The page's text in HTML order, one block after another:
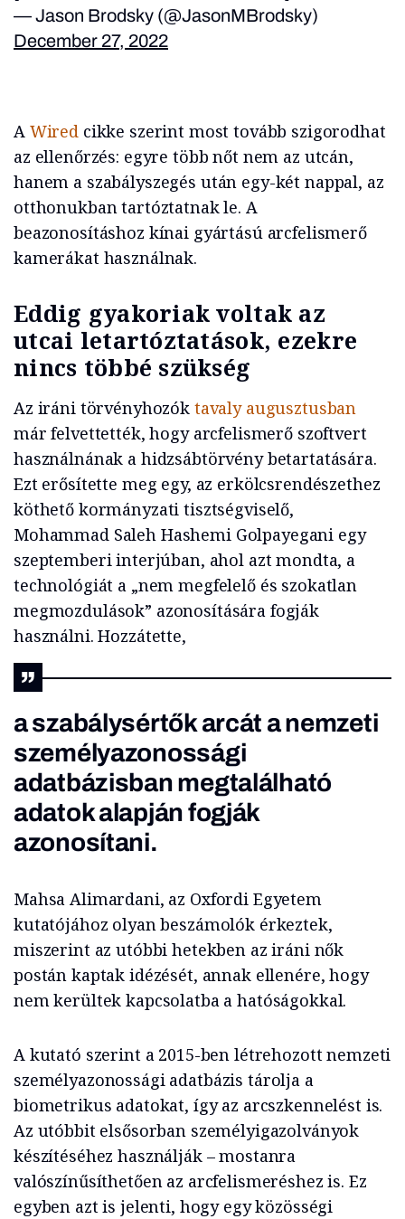
— Jason Brodsky (@JasonMBrodsky)
December 27, 2022
A Wired cikke szerint most tovább szigorodhat
az ellenőrzés: egyre több nőt nem az utcán,
hanem a szabályszegés után egy-két nappal, az
otthonukban tartóztatnak le. A
beazonosításhoz kínai gyártású arcfelismerő
kamerákat használnak.
Eddig gyakoriak voltak az
utcai letartóztatások, ezekre
nincs többé szükség
Az iráni törvényhozók tavaly augusztusban
már felvettették, hogy arcfelismerő szoftvert
használnának a hidzsábtörvény betartatására.
Ezt erősítette meg egy, az erkölcsrendészethez
köthető kormányzati tisztségviselő,
Mohammad Saleh Hashemi Golpayegani egy
szeptemberi interjúban, ahol azt mondta, a
technológiát a „nem megfelelő és szokatlan
megmozdulások” azonosítására fogják
használni. Hozzátette,
a szabálysértők arcát a nemzeti
személyazonossági
adatbázisban megtalálható
adatok alapján fogják
azonosítani.
Mahsa Alimardani, az Oxfordi Egyetem
kutatójához olyan beszámolók érkeztek,
miszerint az utóbbi hetekben az iráni nők
postán kaptak idézését, annak ellenére, hogy
nem kerültek kapcsolatba a hatóságokkal.
A kutató szerint a 2015-ben létrehozott nemzeti
személyazonossági adatbázis tárolja a
biometrikus adatokat, így az arcszkennelést is.
Az utóbbit elsősorban személyigazolványok
készítéséhez használják – mostanra
valószínűsíthetően az arcfelismeréshez is. Ez
egyben azt is jelenti, hogy egy közösségi